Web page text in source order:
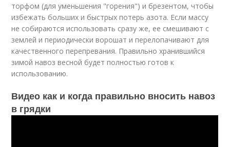
торфом (для уменьшения "горения") и брезентом, чтобы
избежать больших и быстрых потерь азота. Если массу
не собираются использовать сразу же, ее смешивают с
землей и периодически ворошат и перелопачивают для
качественного перепревания. Правильно хранившийся
зимой навоз весной будет полностью готов к
использованию.
Видео как и когда правильно вносить навоз
в грядки